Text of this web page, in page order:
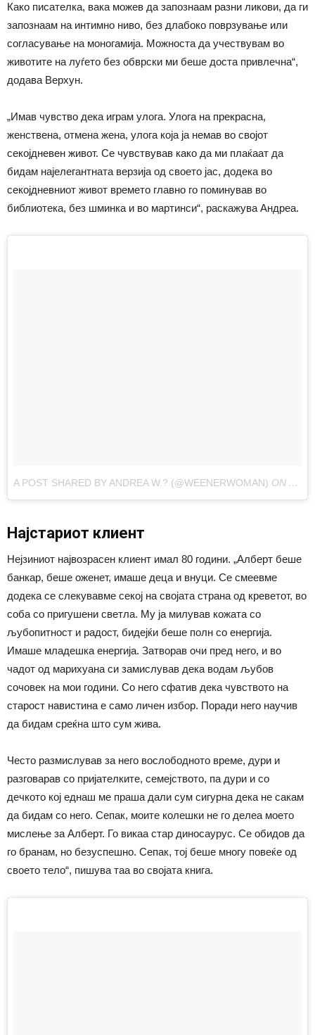
Како писателка, вака можев да запознаам разни ликови, да ги
запознаам на интимно ниво, без длабоко поврзување или
согласување на моногамија. Можноста да учествувам во
животите на луѓето без обврски ми беше доста привлечна“,
додава Верхун.
„Имав чувство дека играм улога. Улога на прекрасна,
женствена, отмена жена, улога која ја немав во својот
секојдневен живот. Се чувствував како да ми плаќаат да
бидам најелегантната верзија од своето јас, додека во
секојдневниот живот времето главно го поминував во
библиотека, без шминка и во мартинси“, раскажува Андреа.
A POST SHARED BY ANDREA W.? (@WEENERWOMAN) ON AUG
Најстариот клиент
Нејзиниот највозрасен клиент имал 80 години. „Алберт беше
банкар, беше оженет, имаше деца и внуци. Се смеевме
додека се слекувавме секој на својата страна од креветот, во
соба со пригушени светла. Му ја милував кожата со
љубопитност и радост, бидејќи беше полн со енергија.
Имаше младешка енергија. Затворав очи пред него, и во
чадот од марихуана си замислував дека водам љубов
сочовек на мои години. Со него сфатив дека чувството на
старост навистина е само личен избор. Поради него научив
да бидам среќна што сум жива.
Често размислував за него вослободното време, дури и
разговарав со пријателките, семејството, па дури и со
дечкото кој еднаш ме праша дали сум сигурна дека не сакам
да бидам со него. Сепак, моите колешки не го делеа моето
мислење за Алберт. Го викаа стар диносаурус. Се обидов да
го бранам, но безуспешно. Сепак, тој беше многу повеќе од
своето тело“, пишува таа во својата книга.